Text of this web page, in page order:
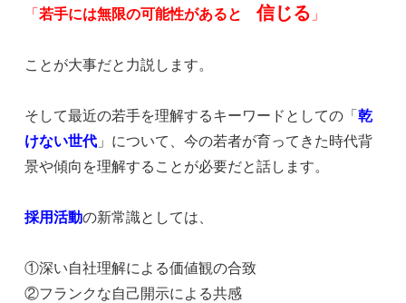
「若手には無限の可能性があると信じる 」
ことが大事だと力説します。
そして最近の若手を理解するキーワードとしての「乾
けない世代 」について、今の若者が育ってきた時代背
景や傾向を理解することが必要だと話します。
採用活動の新常識としては、
①深い自社理解による価値観の合致
②フランクな自己開示による共感